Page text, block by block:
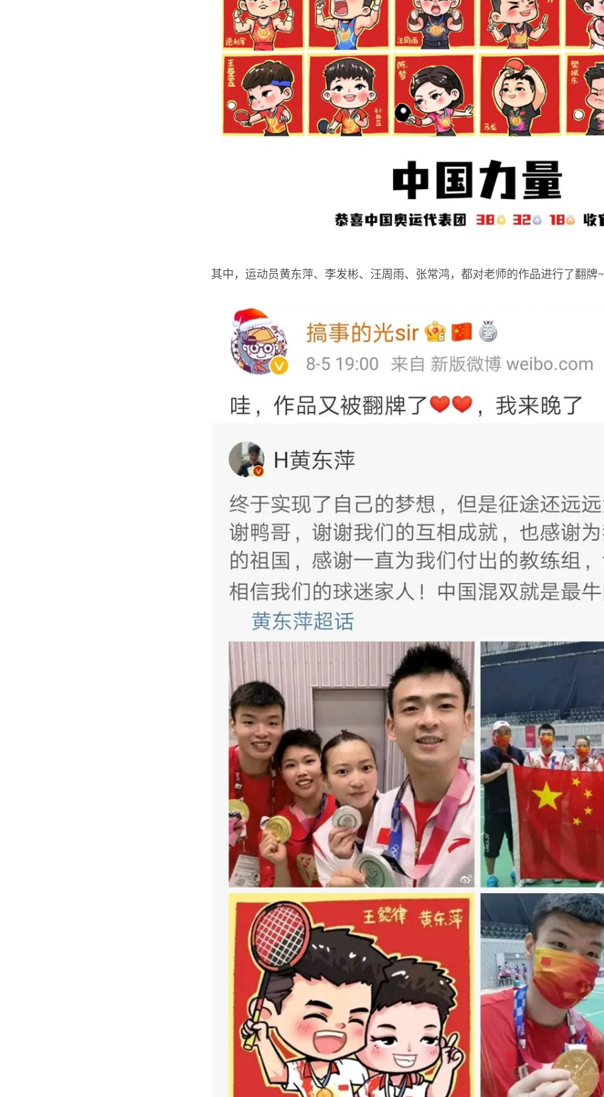
其中，运动员黄东萍、李发彬、汪周雨、张常鸿，都对老师的作品进行了翻牌~